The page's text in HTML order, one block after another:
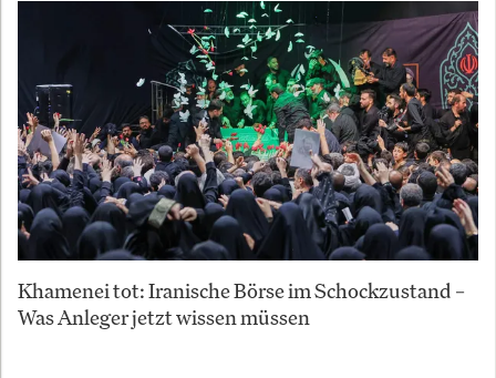
Khamenei tot: Iranische Börse im Schockzustand –
Was Anleger jetzt wissen müssen